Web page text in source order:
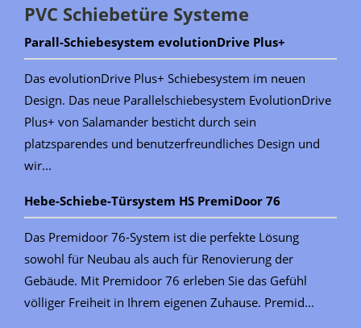
PVC Schiebetüre Systeme
Parall-Schiebesystem evolutionDrive Plus+
Das evolutionDrive Plus+ Schiebesystem im neuen
Design. Das neue Parallelschiebesystem EvolutionDrive
Plus+ von Salamander besticht durch sein
platzsparendes und benutzerfreundliches Design und
wir...
Hebe-Schiebe-Türsystem HS PremiDoor 76
Das Premidoor 76-System ist die perfekte Lösung
sowohl für Neubau als auch für Renovierung der
Gebäude. Mit Premidoor 76 erleben Sie das Gefühl
völliger Freiheit in Ihrem eigenen Zuhause. Premid...